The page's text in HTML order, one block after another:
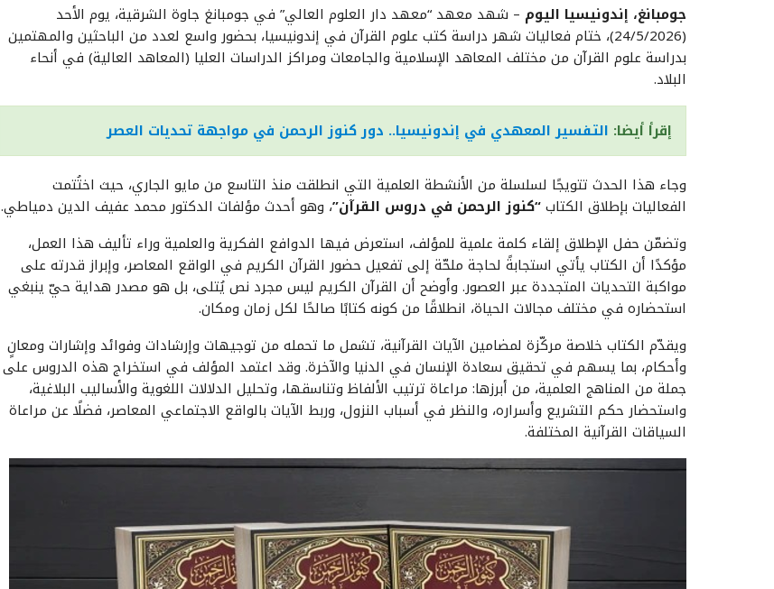
جومبانغ، إندونيسيا اليوم – شهد معهد “معهد دار العلوم العالي” في جومبانغ جاوة الشرقية، يوم الأحد
(24/5/2026)، ختام فعاليات شهر دراسة كتب علوم القرآن في إندونيسيا، بحضور واسع لعدد من الباحثين والمهتمين
بدراسة علوم القرآن من مختلف المعاهد الإسلامية والجامعات ومراكز الدراسات العليا (المعاهد العالية) في أنحاء
البلاد.
إقرأ أيضا: التفسير المعهدي في إندونيسيا.. دور كنوز الرحمن في مواجهة تحديات العصر
وجاء هذا الحدث تتويجًا لسلسلة من الأنشطة العلمية التي انطلقت منذ التاسع من مايو الجاري، حيث اختُتمت
الفعاليات بإطلاق الكتاب“كنوز الرحمن في دروس القرآن”، وهو أحدث مؤلفات الدكتور محمد عفيف الدين دمياطي.
وتضمّن حفل الإطلاق إلقاء كلمة علمية للمؤلف، استعرض فيها الدوافع الفكرية والعلمية وراء تأليف هذا العمل،
مؤكدًا أن الكتاب يأتي استجابةً لحاجة ملحّة إلى تفعيل حضور القرآن الكريم في الواقع المعاصر، وإبراز قدرته على
مواكبة التحديات المتجددة عبر العصور. وأوضح أن القرآن الكريم ليس مجرد نص يُتلى، بل هو مصدر هداية حيّ ينبغي
استحضاره في مختلف مجالات الحياة، انطلاقًا من كونه كتابًا صالحًا لكل زمان ومكان.
ويقدّم الكتاب خلاصة مركّزة لمضامين الآيات القرآنية، تشمل ما تحمله من توجيهات وإرشادات وفوائد وإشارات ومعانٍ
وأحكام، بما يسهم في تحقيق سعادة الإنسان في الدنيا والآخرة. وقد اعتمد المؤلف في استخراج هذه الدروس على
جملة من المناهج العلمية، من أبرزها: مراعاة ترتيب الألفاظ وتناسقها، وتحليل الدلالات اللغوية والأساليب البلاغية،
واستحضار حكم التشريع وأسراره، والنظر في أسباب النزول، وربط الآيات بالواقع الاجتماعي المعاصر، فضلًا عن مراعاة
السياقات القرآنية المختلفة.